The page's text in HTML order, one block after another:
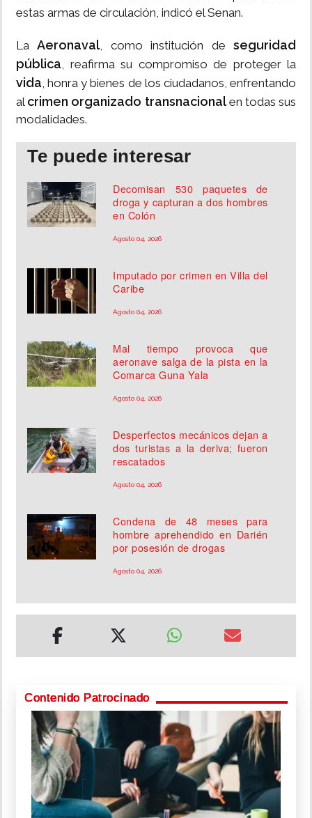
estas armas de circulación, indicó el Senan.
LaAeronaval, como institución deseguridad
pública, reafirma su compromiso de proteger la
vida, honra y bienes de los ciudadanos, enfrentando
al crimen organizado transnacionalen todas sus
modalidades.
Te puede interesar
Decomisan 530 paquetes de
droga y capturan a dos hombres
en Colón
Agosto 04, 2026
Imputado por crimen en Villa del
Caribe
Agosto 04, 2026
Mal tiempo provoca que
aeronave salga de la pista en la
Comarca Guna Yala
Agosto 04, 2026
Desperfectos mecánicos dejan a
dos turistas a la deriva; fueron
rescatados
Agosto 04, 2026
Condena de 48 meses para
hombre aprehendido en Darién
por posesión de drogas
Agosto 04, 2026
Contenido Patrocinado